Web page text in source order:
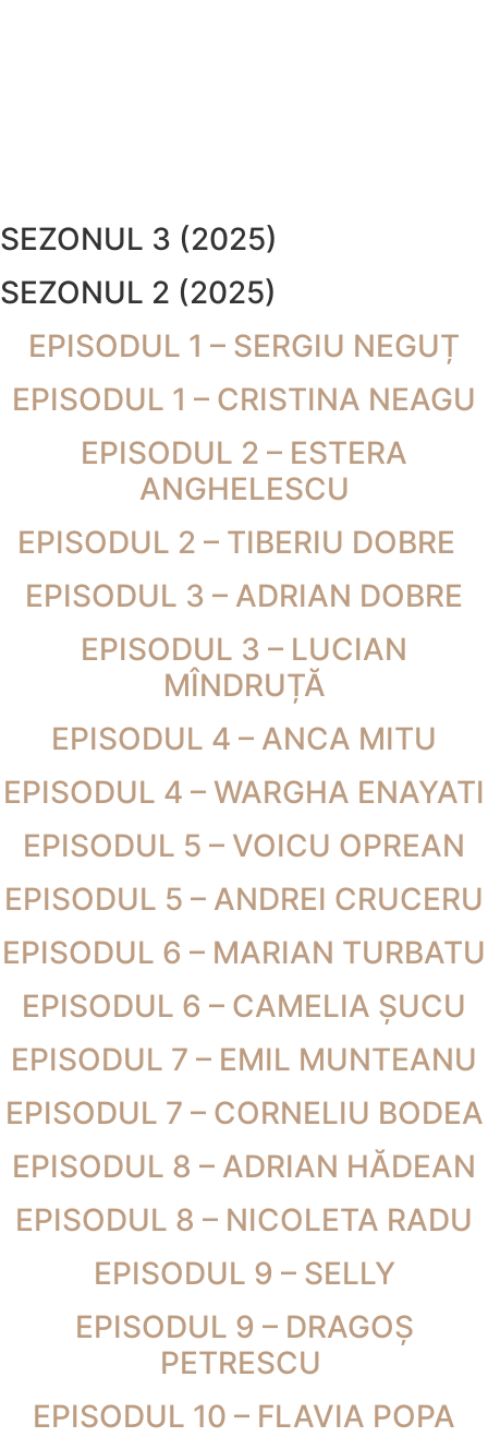
SEZONUL 3 (2025)
SEZONUL 2 (2025)
EPISODUL 1 – SERGIU NEGUȚ
EPISODUL 1 – CRISTINA NEAGU
EPISODUL 2 – ESTERA
ANGHELESCU
EPISODUL 2 – TIBERIU DOBRE
EPISODUL 3 – ADRIAN DOBRE
EPISODUL 3 – LUCIAN
MÎNDRUȚĂ
EPISODUL 4 – ANCA MITU
EPISODUL 4 – WARGHA ENAYATI
EPISODUL 5 – VOICU OPREAN
EPISODUL 5 – ANDREI CRUCERU
EPISODUL 6 – MARIAN TURBATU
EPISODUL 6 – CAMELIA ȘUCU
EPISODUL 7 – EMIL MUNTEANU
EPISODUL 7 – CORNELIU BODEA
EPISODUL 8 – ADRIAN HĂDEAN
EPISODUL 8 – NICOLETA RADU
EPISODUL 9 – SELLY
EPISODUL 9 – DRAGOȘ
PETRESCU
EPISODUL 10 – FLAVIA POPA